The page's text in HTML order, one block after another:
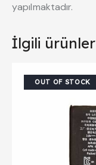
yapılmaktadır.
İlgili ürünler
OUT OF STOCK